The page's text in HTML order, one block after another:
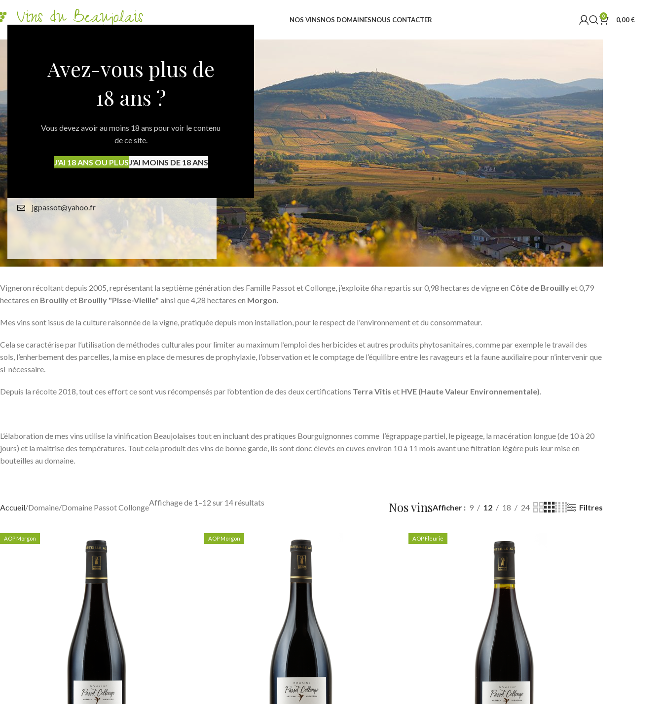
Avez-vous plus de
18 ans ?
Vous devez avoir au moins 18 ans pour voir le contenu
de ce site.
J'AI 18 ANS OU PLUSJ'AI MOINS DE 18 ANS
NOS VINSNOS DOMAINESNOUS CONTACTER 0 0,00€
Domaine Passot Collonge
jgpassot@yahoo.fr
Vigneron récoltant depuis 2005, représentant la septième génération des Famille Passot et Collonge, j’exploite 6ha repartis sur 0,98 hectares de vigne en Côte de Brouillyet 0,79
hectares en Brouillyet Brouilly "Pisse-Vieille" ainsi que 4,28 hectares en Morgon.
Mes vins sont issus de la culture raisonnée de la vigne, pratiquée depuis mon installation, pour le respect de l'environnement et du consommateur.
Cela se caractérise par l’utilisation de méthodes culturales pour limiter au maximum l’emploi des herbicides et autres produits phytosanitaires, comme par exemple le travail des
sols, l’enherbement des parcelles, la mise en place de mesures de prophylaxie, l’observation et le comptage de l’équilibre entre les ravageurs et la faune auxiliaire pour n’intervenir que
si nécessaire.
Depuis la récolte 2018, tout ces effort ce sont vus récompensés par l’obtention de des deux certifications Terra Vitis et HVE (Haute Valeur Environnementale).
L’élaboration de mes vins utilise la vinification Beaujolaises tout en incluant des pratiques Bourguignonnes comme l’égrappage partiel, le pigeage, la macération longue (de 10 à 20
jours) et la maitrise des températures. Tout cela produit des vins de bonne garde, ils sont donc élevés en cuves environ 10 à 11 mois avant une filtration légère puis leur mise en
bouteilles au domaine.
Accueil Domaine Domaine Passot Collonge
Affichage de 1–12 sur 14 résultats Nos vinsAfficher 9 12 18 24 Filtres
AOP Morgon AOP Morgon AOP Fleurie